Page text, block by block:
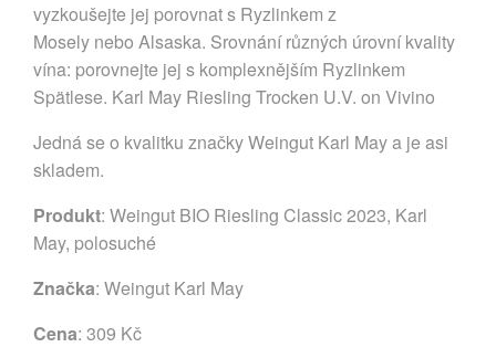
vyzkoušejte jej porovnat s Ryzlinkem z
Mosely nebo Alsaska. Srovnání různých úrovní kvality
vína: porovnejte jej s komplexnějším Ryzlinkem
Spätlese. Karl May Riesling Trocken U.V. on Vivino
Jedná se o kvalitku značky Weingut Karl May a je asi
skladem.
Produkt: Weingut BIO Riesling Classic 2023, Karl
May, polosuché
Značka: Weingut Karl May
Cena: 309 Kč